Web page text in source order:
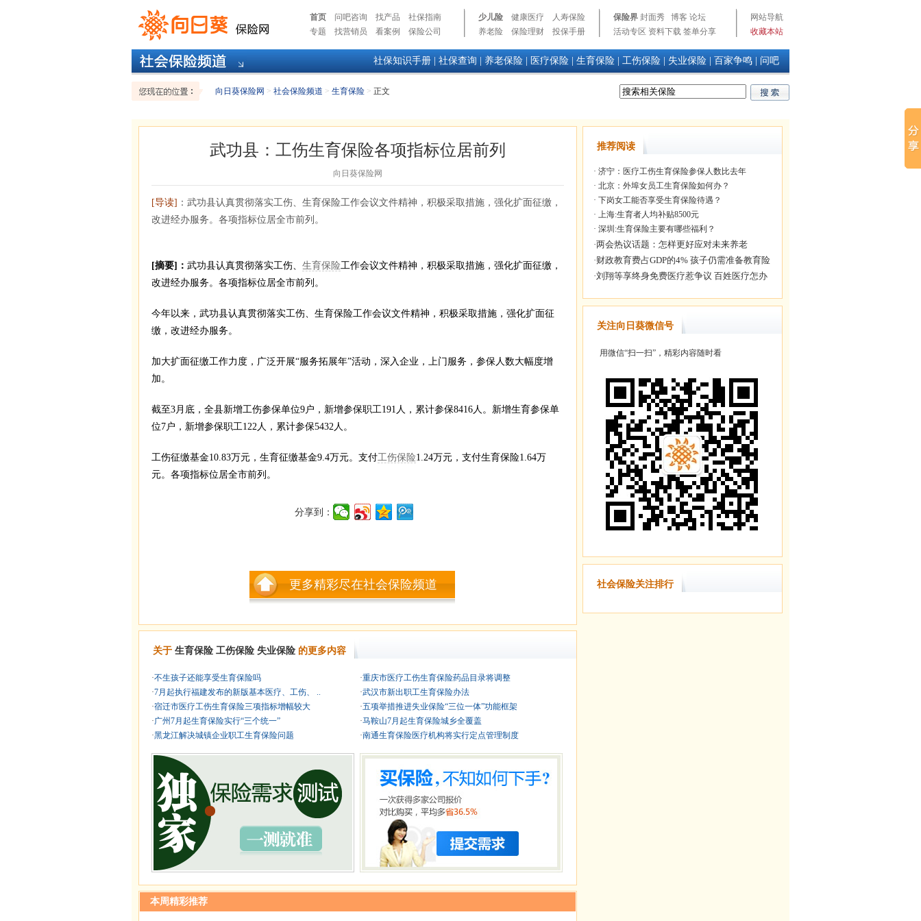
首页 问吧咨询 找产品
社保指南
专题
找营销员 看案例 保险公司
少儿险 健康医疗
人寿保险
养老险
保险理财 投保手册
保险界 封面秀 博客 论坛
活动专区 资料下载 签单分享
网站导航
收藏本站
社保知识手册 社保查询 养老保险 医疗保险 生育保险 工伤保险 失业保险 百家争鸣 问吧
向日葵保险网 > 社会保险频道 > 生育保险 > 正文
武功县：工伤生育保险各项指标位居前列
向日葵保险网
[导读] ：武功县认真贯彻落实工伤、生育保险工作会议文件精神，积极采取措施，强化扩面征缴，
改进经办服务。各项指标位居全市前列。
[摘要]： 武功县认真贯彻落实工伤、 生育保险工作会议文件精神，积极采取措施，强化扩面征缴，
改进经办服务。各项指标位居全市前列。
今年以来，武功县认真贯彻落实工伤、生育保险工作会议文件精神，积极采取措施，强化扩面征
缴，改进经办服务。
加大扩面征缴工作力度，广泛开展“服务拓展年”活动，深入企业，上门服务，参保人数大幅度增
加。
截至3月底，全县新增工伤参保单位9户，新增参保职工191人，累计参保8416人。新增生育参保单
位7户，新增参保职工122人，累计参保5432人。
工伤征缴基金10.83万元，生育征缴基金9.4万元。支付工伤保险1.24万元，支付生育保险1.64万
元。各项指标位居全市前列。
分享到：
更多精彩尽在社会保险频道
关于 生育保险 工伤保险 失业保险 的更多内容
·不生孩子还能享受生育保险吗
·7月起执行福建发布的新版基本医疗、工伤、 ..
·宿迁市医疗工伤生育保险三项指标增幅较大
·广州7月起生育保险实行“三个统一”
·黑龙江解决城镇企业职工生育保险问题
·重庆市医疗工伤生育保险药品目录将调整
·武汉市新出职工生育保险办法
·五项举措推进失业保险“三位一体”功能框架
·马鞍山7月起生育保险城乡全覆盖
·南通生育保险医疗机构将实行定点管理制度
本周精彩推荐
推荐阅读
· 济宁：医疗工伤生育保险参保人数比去年
· 北京：外埠女员工生育保险如何办？
· 下岗女工能否享受生育保险待遇？
· 上海:生育者人均补贴8500元
· 深圳:生育保险主要有哪些福利？
关注向日葵微信号
用微信“扫一扫”，精彩内容随时看
社会保险关注排行